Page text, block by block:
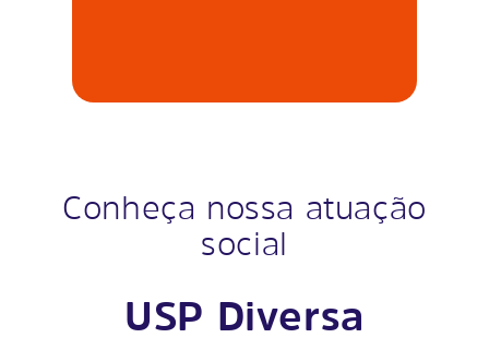
Conheça nossa atuação
social
USP Diversa